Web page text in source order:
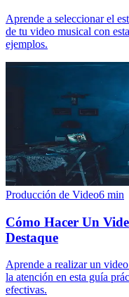
Aprende a seleccionar el
de tu video musical con
ejemplos.
Producción de Video6 min
Cómo Hacer Un
Destaque
Aprende a realizar un
la atención en esta guía
efectivas.